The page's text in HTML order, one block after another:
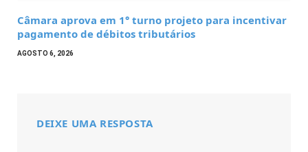
Câmara aprova em 1° turno projeto para incentivar
pagamento de débitos tributários
AGOSTO 6, 2026
DEIXE UMA RESPOSTA